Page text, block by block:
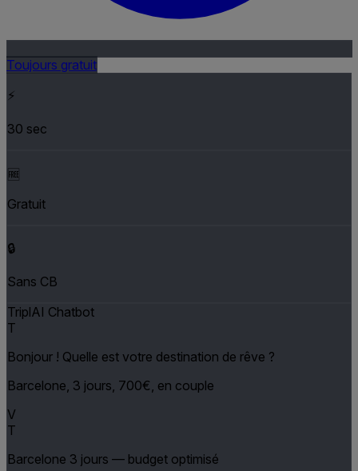
Toujours gratuit
⚡
30 sec
🆓
Gratuit
🔒
Sans CB
TriplAI Chatbot
T
Bonjour ! Quelle est votre destination de rêve ?
Barcelone, 3 jours, 700€, en couple
V
T
Barcelone 3 jours — budget optimisé